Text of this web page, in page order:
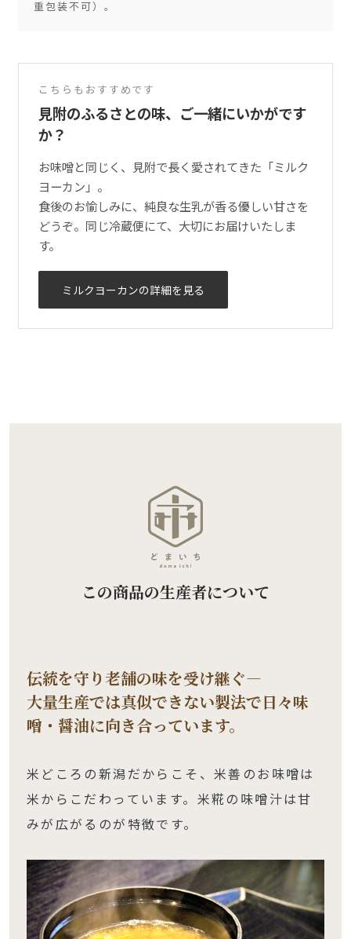
重包装不可）。
こちらもおすすめです
見附のふるさとの味、ご一緒にいかがです
か？
お味噌と同じく、見附で長く愛されてきた「ミルク
ヨーカン」。
食後のお愉しみに、純良な生乳が香る優しい甘さを
どうぞ。同じ冷蔵便にて、大切にお届けいたしま
す。
ミルクヨーカンの詳細を見る
この商品の生産者について
伝統を守り老舗の味を受け継ぐ―
大量生産では真似できない製法で日々味
噌・醤油に向き合っています。
米どころの新潟だからこそ、米善のお味噌は
米からこだわっています。米糀の味噌汁は甘
みが広がるのが特徴です。